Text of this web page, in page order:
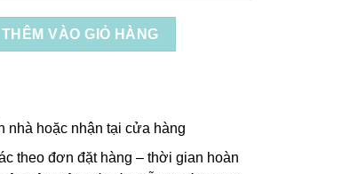
THÊM VÀO GIỎ HÀNG
nhà hoặc nhận tại cửa hàng
theo đơn đặt hàng – thời gian hoàn